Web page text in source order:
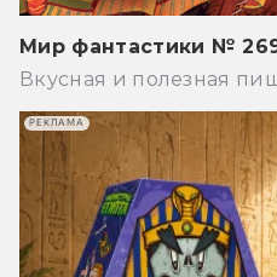
Мир фантастики №
Вкусная и полезная
РЕКЛАМА